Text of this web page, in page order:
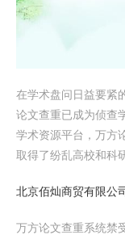
在学术盘问日益要紧
论文查重已成为侦查
学术资源平台，万方
取得了纷乱高校和科
北京佰灿商贸有限公
万方论文查重系统禁